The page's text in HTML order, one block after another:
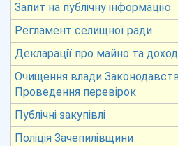
Запит на публічну інформацію
Регламент селищної ради
Декларації про майно та
Очищення влади
Проведення перевірок
Публічні закупівлі
Поліція Зачепилівщини